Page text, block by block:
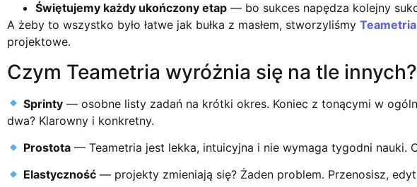
Świętujemy każdy ukończony etap — bo sukces napędza kolejny
A żeby to wszystko było łatwe jak bułka z masłem, stworzyliśmy Teametria
projektowe.
Czym Teametria wyróżnia się na tle innych?
Sprinty — osobne listy zadań na krótki okres. Koniec z tonącymi w
dwa? Klarowny i konkretny.
Prostota — Teametria jest lekka, intuicyjna i nie wymaga tygodni nauki.
Elastyczność — projekty zmieniają się? Żaden problem. Przenosisz,